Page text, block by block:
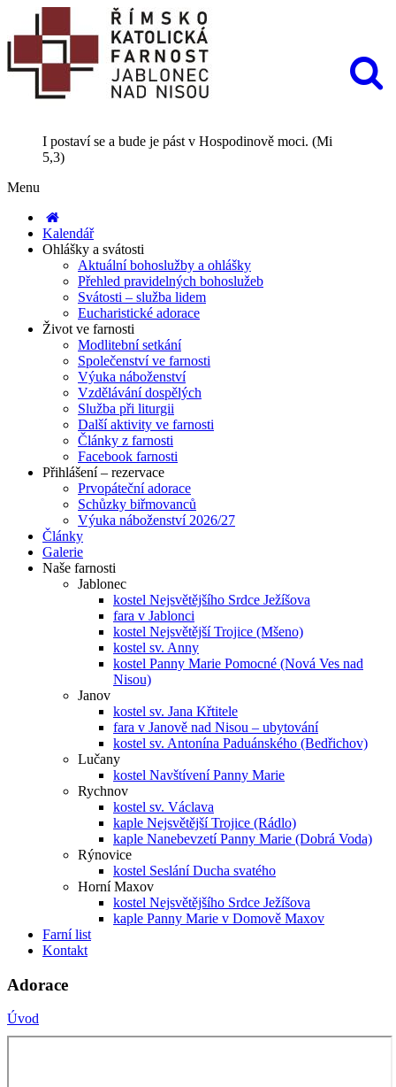
I postaví se a bude je pást v Hospodinově moci. (Mi
5,3)
Menu
Kalendář
Ohlášky a svátosti
Aktuální bohoslužby a ohlášky
Přehled pravidelných bohoslužeb
Svátosti – služba lidem
Eucharistické adorace
Život ve farnosti
Modlitební setkání
Společenství ve farnosti
Výuka náboženství
Vzdělávání dospělých
Služba při liturgii
Další aktivity ve farnosti
Články z farnosti
Facebook farnosti
Přihlášení – rezervace
Prvopáteční adorace
Schůzky biřmovanců
Výuka náboženství 2026/27
Články
Galerie
Naše farnosti
Jablonec
kostel Nejsvětějšího Srdce Ježíšova
fara v Jablonci
kostel Nejsvětější Trojice (Mšeno)
kostel sv. Anny
kostel Panny Marie Pomocné (Nová Ves nad
Nisou)
Janov
kostel sv. Jana Křtitele
fara v Janově nad Nisou – ubytování
kostel sv. Antonína Paduánského (Bedřichov)
Lučany
kostel Navštívení Panny Marie
Rychnov
kostel sv. Václava
kaple Nejsvětější Trojice (Rádlo)
kaple Nanebevzetí Panny Marie (Dobrá Voda)
Rýnovice
kostel Seslání Ducha svatého
Horní Maxov
kostel Nejsvětějšího Srdce Ježíšova
kaple Panny Marie v Domově Maxov
Farní list
Kontakt
Adorace
Úvod